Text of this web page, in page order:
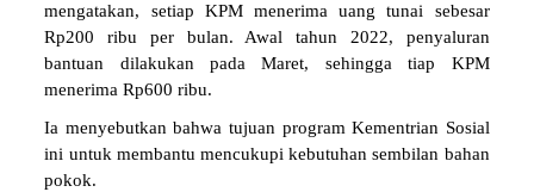
mengatakan, setiap KPM menerima uang tunai sebesar
Rp200 ribu per bulan. Awal tahun 2022, penyaluran
bantuan dilakukan pada Maret, sehingga tiap KPM
menerima Rp600 ribu.
Ia menyebutkan bahwa tujuan program Kementrian Sosial
ini untuk membantu mencukupi kebutuhan sembilan bahan
pokok.